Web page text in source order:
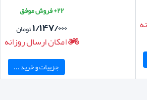
۲۲+ فروش موفق
۱/۱۴۷/۰۰۰تومان
امکان ارسال روزانه
جزییات و خرید ...